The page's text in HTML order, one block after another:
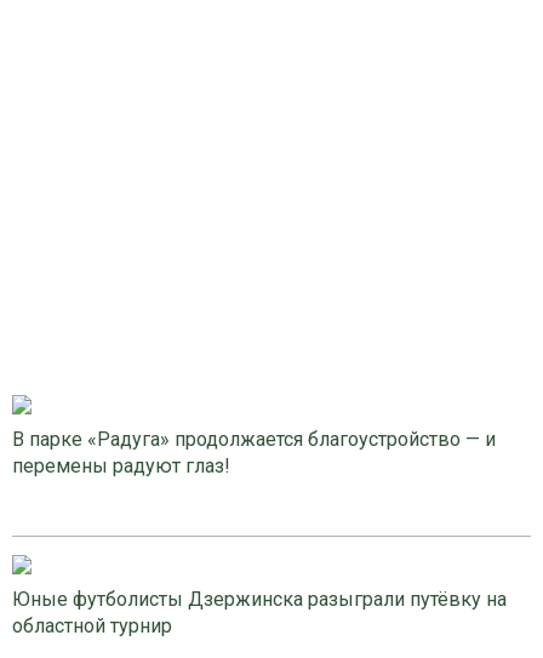
В парке «Радуга» продолжается благоустройство — и
перемены радуют глаз!
Юные футболисты Дзержинска разыграли путёвку на
областной турнир